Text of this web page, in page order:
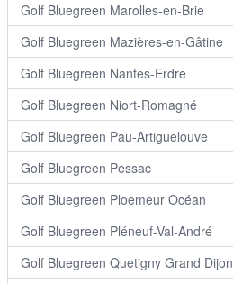
Golf Bluegreen Marolles-en-Brie
Golf Bluegreen Mazières-en-Gâtine
Golf Bluegreen Nantes-Erdre
Golf Bluegreen Niort-Romagné
Golf Bluegreen Pau-Artiguelouve
Golf Bluegreen Pessac
Golf Bluegreen Ploemeur Océan
Golf Bluegreen Pléneuf-Val-André
Golf Bluegreen Quetigny Grand Dijon